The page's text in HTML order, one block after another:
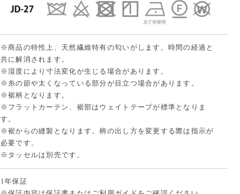
※商品の特性上、天然繊維特有の匂いがします。時間の経過と
共に解消されます。
※湿度により寸法変化が生じる場合があります。
※糸の節や太くなっている部分が目立つ場合があります。
※裾柄となります。
※フラットカーテン、裾部はウェイトテープが標準となりま
す。
※裾からの縫製となります。柄の出し方を変更する際は指示が
必要です。
※タッセルは別売です。
1年保証